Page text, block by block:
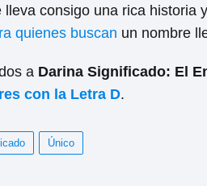
consigo una rica historia
quienes buscan un nombre
a Darina Significado: El
con la Letra D.
Único